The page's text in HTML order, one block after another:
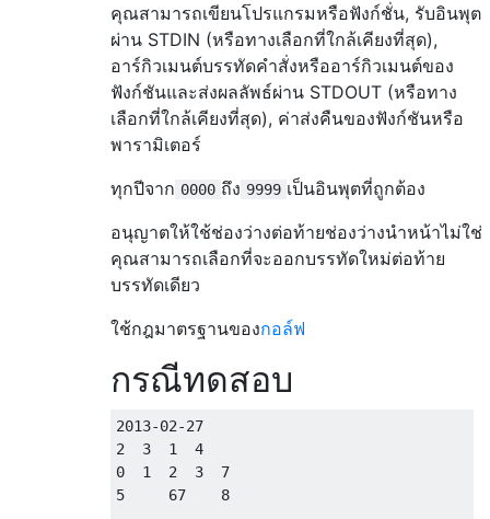
คุณสามารถเขียนโปรแกรมหรือฟังก์ชั่น, รับอินพุต
ผ่าน STDIN (หรือทางเลือกที่ใกล้เคียงที่สุด),
อาร์กิวเมนต์บรรทัดคำสั่งหรืออาร์กิวเมนต์ของ
ฟังก์ชันและส่งผลลัพธ์ผ่าน STDOUT (หรือทาง
เลือกที่ใกล้เคียงที่สุด), ค่าส่งคืนของฟังก์ชันหรือ
พารามิเตอร์
ทุกปีจาก 0000 ถึง 9999 เป็นอินพุตที่ถูกต้อง
อนุญาตให้ใช้ช่องว่างต่อท้ายช่องว่างนำหน้าไม่ใช่
คุณสามารถเลือกที่จะออกบรรทัดใหม่ต่อท้าย
บรรทัดเดียว
ใช้กฎมาตรฐานของกอล์ฟ
กรณีทดสอบ
2013-02-27
2  3  1  4
0  1  2  3  7
5     67    8